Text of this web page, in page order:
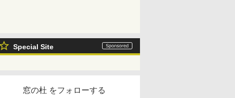
Special Site
窓の杜 をフォローする